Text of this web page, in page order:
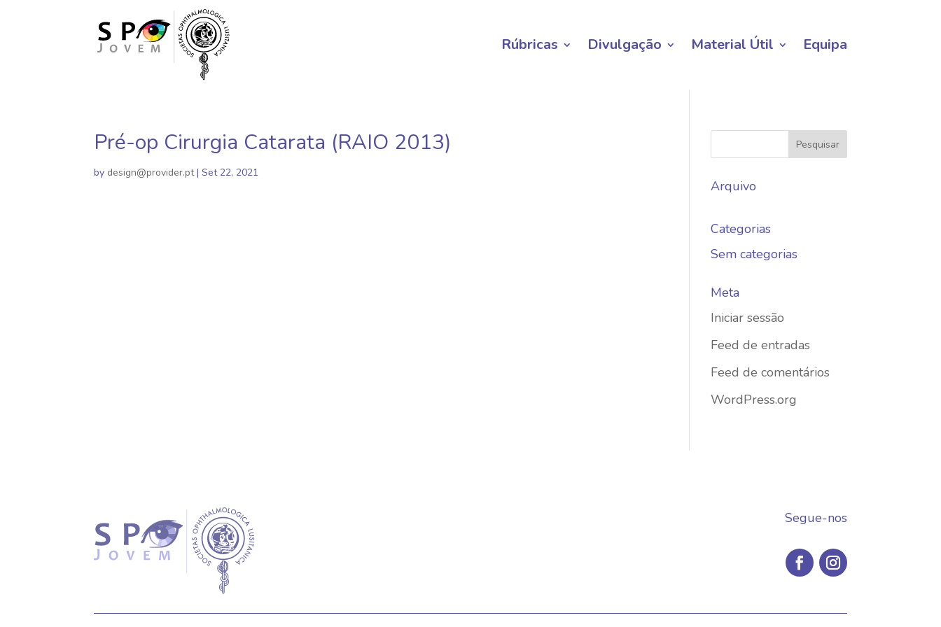
Rúbricas Divulgação Material Útil Equipa
Pré-op Cirurgia Catarata (RAIO 2013)
by design@provider.pt|Set 22, 2021
Arquivo
Categorias
Sem categorias
Meta
Iniciar sessão
Feed de entradas
Feed de comentários
WordPress.org
Segue-nos